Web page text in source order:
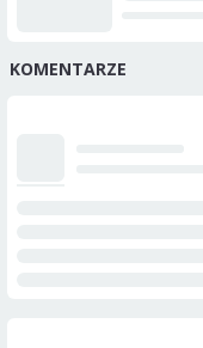
KOMENTARZE